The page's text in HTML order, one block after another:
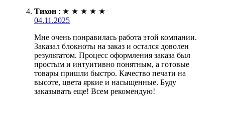
Тихон : ★ ★ ★ ★ ★
04.11.2025
Мне очень понравилась работа этой компании.
Заказал блокноты на заказ и остался доволен
результатом. Процесс оформления заказа был
простым и интуитивно понятным, а готовые
товары пришли быстро. Качество печати на
высоте, цвета яркие и насыщенные. Буду
заказывать еще! Всем рекомендую!